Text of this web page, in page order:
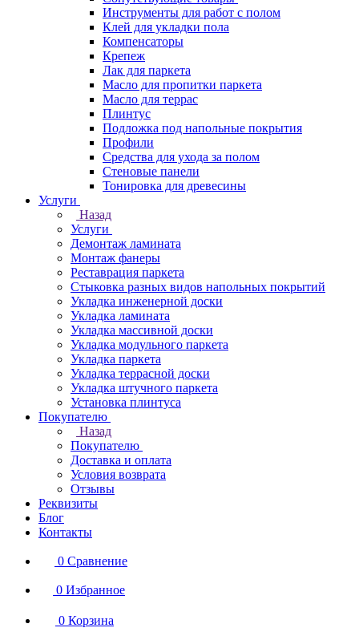
Инструменты для работ с полом
Клей для укладки пола
Компенсаторы
Крепеж
Лак для паркета
Масло для пропитки паркета
Масло для террас
Плинтус
Подложка под напольные покрытия
Профили
Средства для ухода за полом
Стеновые панели
Тонировка для древесины
Услуги
Назад
Услуги
Демонтаж ламината
Монтаж фанеры
Реставрация паркета
Стыковка разных видов напольных покрытий
Укладка инженерной доски
Укладка ламината
Укладка массивной доски
Укладка модульного паркета
Укладка паркета
Укладка террасной доски
Укладка штучного паркета
Установка плинтуса
Покупателю
Назад
Покупателю
Доставка и оплата
Условия возврата
Отзывы
Реквизиты
Блог
Контакты
0 Сравнение
0 Избранное
0 Корзина